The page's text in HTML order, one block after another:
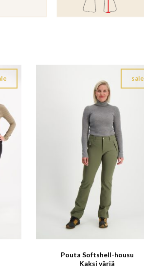
sale
Pouta Softshell-housu
Kaksi väriä